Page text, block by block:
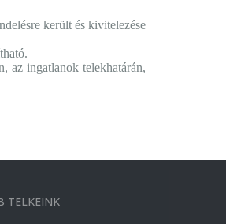
került és kivitelezése
az ingatlanok telekhatárán,
TELKEINK